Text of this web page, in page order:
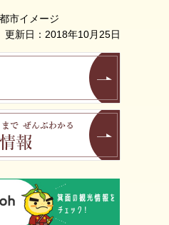
市イメージ
更新日：2018年10月25日